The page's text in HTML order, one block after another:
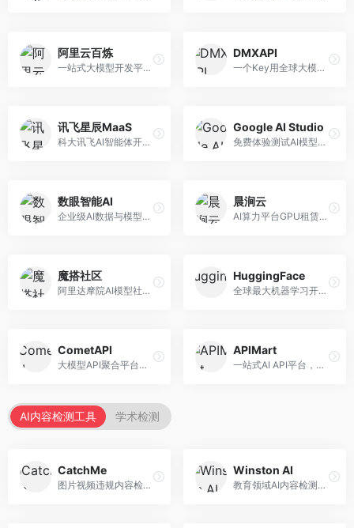
阿里云百炼
一站式大模型开发平台，深度整合阿里云服务。面向企业开发者和AI团队，提供模型训练、微调、部署、应用开发等全流程服务，企业级功能完善。
DMXAPI
一个Key用全球大模型的聚合平台。面向开发者，提供多模型统一API、简化接入、成本控制等服务，接入便捷。
讯飞星辰MaaS
科大讯飞AI智能体开发平台，专注于企业级模型服务。面向企业用户，提供模型调用、智能体创建、行业解决方案等服务，中文能力突出。
Google AI Studio
免费体验测试AI模型的平台，深度整合Google生态。面向开发者和研究者，提供Gemini模型体验、API密钥管理、提示词测试等服务，免费使用。
数眼智能AI
企业级AI数据与模型服务平台，专注于数据驱动AI。面向企业用户，提供数据管理、模型训练、部署服务等，数据治理能力强。
晨涧云
AI算力平台GPU租赁服务，专注于弹性算力。面向开发者和研究者，提供GPU租赁、弹性调度、成本优化等服务，算力灵活。
魔搭社区
阿里达摩院AI模型社区，专注于中文AI生态。面向中文开发者，提供开源模型、数据集、开发工具等资源，中文模型丰富。
HuggingFace
全球最大机器学习开源社区，整合模型库与开发工具。面向AI研究者和开发者，提供开源模型、数据集、开发工具等资源，开源生态最完善。
CometAPI
大模型API聚合平台，整合多种AI模型服务。面向开发者，提供统一接口、模型切换、监控分析等服务，API管理便捷。
APIMart
一站式AI API平台，整合多种AI服务。面向开发者，提供模型API、图像处理、语音识别等服务，API种类丰富。
AI内容检测工具 学术检测
CatchMe
图片视频违规内容检测平台，专注于视觉内容安全。面向内容平台，提供图片审核、视频审核、直播监控等服务，视觉检测专业。
Winston AI
教育领域AI内容检测平台，专注于学术诚信。面向教育机构，提供AI内容检测、抄袭检测、报告生成等服务，教育适配性强。